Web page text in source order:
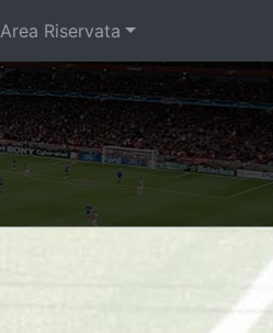
Area Riservata